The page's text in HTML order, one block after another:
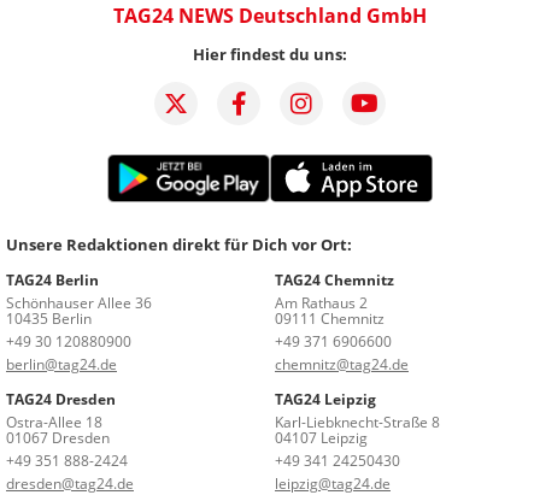
TAG24 NEWS Deutschland GmbH
Hier findest du uns:
Unsere Redaktionen direkt für Dich vor Ort:
TAG24 Berlin
Schönhauser Allee 36
10435 Berlin
+49 30 120880900
berlin@tag24.de
TAG24 Chemnitz
Am Rathaus 2
09111 Chemnitz
+49 371 6906600
chemnitz@tag24.de
TAG24 Dresden
Ostra-Allee 18
01067 Dresden
+49 351 888-2424
dresden@tag24.de
TAG24 Leipzig
Karl-Liebknecht-Straße 8
04107 Leipzig
+49 341 24250430
leipzig@tag24.de